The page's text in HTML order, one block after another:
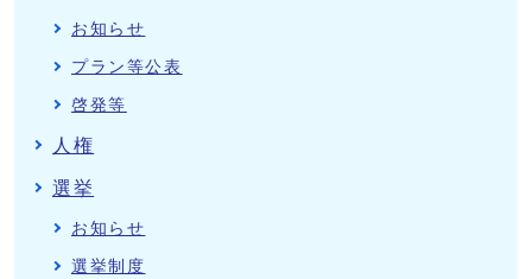
お知らせ
プラン等公表
啓発等
人権
選挙
お知らせ
選挙制度